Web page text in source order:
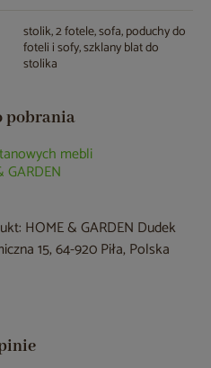
stolik, 2 fotele, sofa, poduchy do
foteli i sofy, szklany blat do
stolika
pobrania
mebli
HOME & GARDEN Dudek
15, 64-920 Piła, Polska